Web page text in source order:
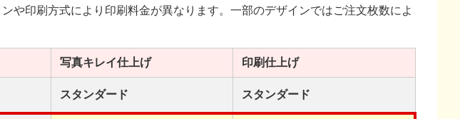
や印刷方式により印刷料金が異なります。一部のデザインではご注文枚数によ
写真キレイ仕上げ 印刷仕上げ
スタンダード スタンダード